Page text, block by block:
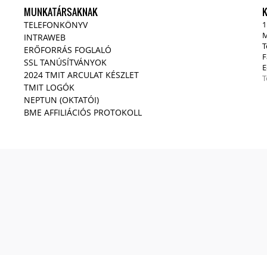
MUNKATÁRSAKNAK
TELEFONKÖNYV
INTRAWEB
ERŐFORRÁS FOGLALÓ
SSL TANÚSÍTVÁNYOK
2024 TMIT ARCULAT KÉSZLET
TMIT LOGÓK
NEPTUN (OKTATÓI)
BME AFFILIÁCIÓS PROTOKOLL